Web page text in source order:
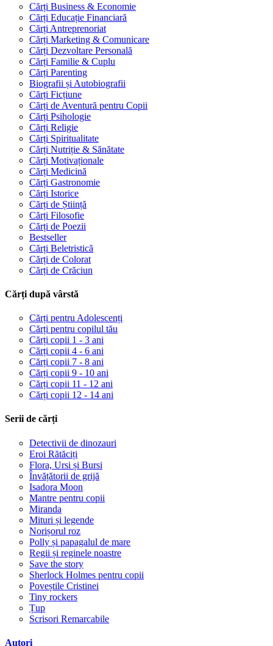
Cărți Business & Economie
Cărți Educație Financiară
Cărți Antreprenoriat
Cărți Marketing & Comunicare
Cărți Dezvoltare Personală
Cărți Familie & Cuplu
Cărți Parenting
Biografii și Autobiografii
Cărți Ficțiune
Cărți de Aventură pentru Copii
Cărți Psihologie
Cărți Religie
Cărți Spiritualitate
Cărți Nutriție & Sănătate
Cărți Motivaționale
Cărți Medicină
Cărți Gastronomie
Cărți Istorice
Cărți de Știință
Cărți Filosofie
Cărți de Poezii
Bestseller
Cărți Beletristică
Cărți de Colorat
Cărți de Crăciun
Cărți după vârstă
Cărți pentru Adolescenți
Cărți pentru copilul tău
Cărți copii 1 - 3 ani
Cărți copii 4 - 6 ani
Cărți copii 7 - 8 ani
Cărți copii 9 - 10 ani
Cărți copii 11 - 12 ani
Cărți copii 12 - 14 ani
Serii de cărți
Detectivii de dinozauri
Eroi Rătăciți
Flora, Ursi și Bursi
Învățătorii de grijă
Isadora Moon
Mantre pentru copii
Miranda
Mituri și legende
Norișorul roz
Polly și papagalul de mare
Regii și reginele noastre
Save the story
Sherlock Holmes pentru copii
Poveștile Cristinei
Tiny rockers
Țup
Scrisori Remarcabile
Autori